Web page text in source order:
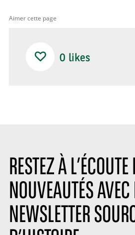
Aimer cette page
0 likes
RESTEZ À L’ÉCOUTE
NOUVEAUTÉS
NEWSLETTER